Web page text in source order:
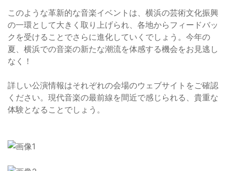
このような革新的な音楽イベントは、横浜の芸術文化振興
の一環として大きく取り上げられ、各地からフィードバッ
クを受けることでさらに進化していくでしょう。今年の
夏、横浜での音楽の新たな潮流を体感する機会をお見逃し
なく！
詳しい公演情報はそれぞれの会場のウェブサイトをご確認
ください。現代音楽の最前線を間近で感じられる、貴重な
体験となることでしょう。